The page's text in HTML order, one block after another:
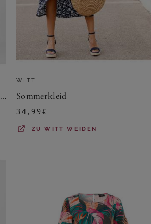
Sommer-Jersey-Kleid mit verstellbaren Trägern
WITT
Sommerkleid
34,99€
ZUWITT WEIDEN